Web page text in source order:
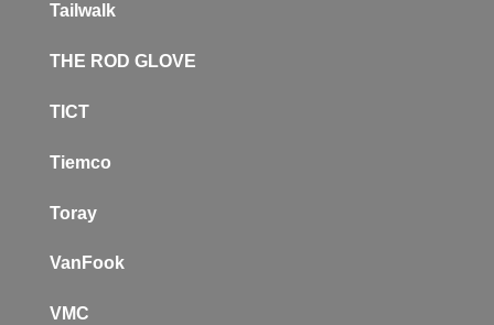
Tailwalk
THE ROD GLOVE
TICT
Tiemco
Toray
VanFook
VMC